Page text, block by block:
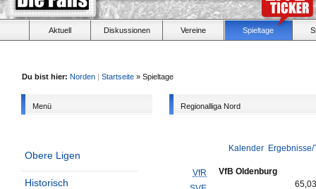
Aktuell Diskussionen Vereine Spieltage
Du bist hier: Norden | Startseite » Spieltage
Menü
Obere Ligen
Historisch
Regionalliga Nord
Kalender
VfR
VfB Oldenburg